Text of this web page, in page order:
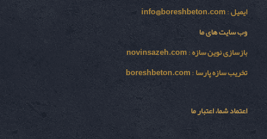
ایمیل:
info@boreshbeton.com
وب سایت های ما
بازسازی نوين سازه:
novinsazeh.com
تخریب سازه پارسا:
boreshbeton.com
اعتماد شما، اعتبار ما